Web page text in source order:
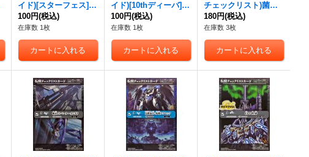
イド)[スターフェス]ネ
ガズボッ子【-】{D07-
18}《》
100円(税込)
在庫数 1枚
イド)[10thディーバ]セ
ンリ・タイガ【-】{D0
3-29}《》
100円(税込)
在庫数 1枚
チェックリスト)菌獣
ゴリゴリラ-共生態-/菌
獣ゴリゴリラ-戦闘態-
【-】{BS73-028a/BS7
3-028b}《緑》
180円(税込)
在庫数 3枚